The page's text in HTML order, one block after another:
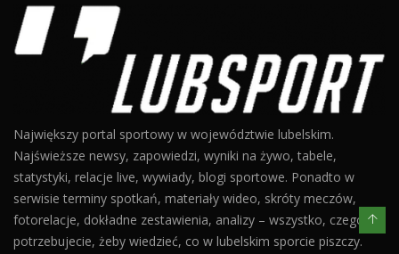
Największy portal sportowy w województwie lubelskim.
Najświeższe newsy, zapowiedzi, wyniki na żywo, tabele,
statystyki, relacje live, wywiady, blogi sportowe. Ponadto w
serwisie terminy spotkań, materiały wideo, skróty meczów,
fotorelacje, dokładne zestawienia, analizy – wszystko, czego
potrzebujecie, żeby wiedzieć, co w lubelskim sporcie piszczy.